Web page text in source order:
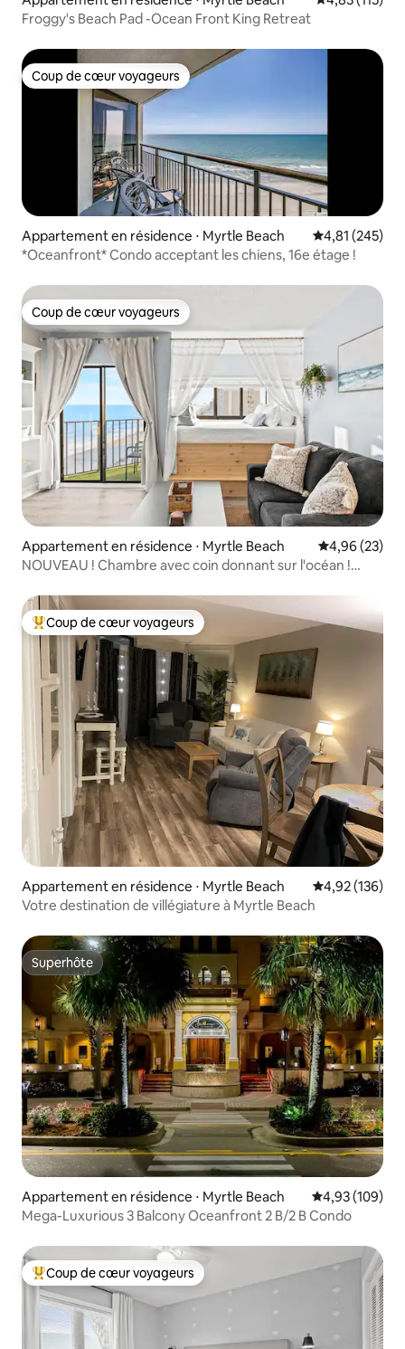
Froggy's Beach Pad -Ocean Front King Retreat
Coup de cœur voyageurs
Coup de cœur voyageurs
Appartement en résidence ⋅ Myrtle Beach Évaluation
4,81 (245)
*Oceanfront* Condo acceptant les chiens, 16e étage !
Coup de cœur voyageurs
Coup de cœur voyageurs
Appartement en résidence ⋅ Myrtle Beach Évaluation
4,96 (23)
NOUVEAU ! Chambre avec coin donnant sur l'océan !
Coups de cœur voyageurs les plus appréciés
Coup de cœur voyageurs
Appartement en résidence ⋅ Myrtle Beach Évaluation
4,92 (136)
Votre destination de villégiature à Myrtle Beach
Superhôte
Superhôte
Appartement en résidence ⋅ Myrtle Beach Évaluation
4,93 (109)
Mega-Luxurious 3 Balcony Oceanfront 2 B/2 B Condo
Coups de cœur voyageurs les plus appréciés
Coup de cœur voyageurs